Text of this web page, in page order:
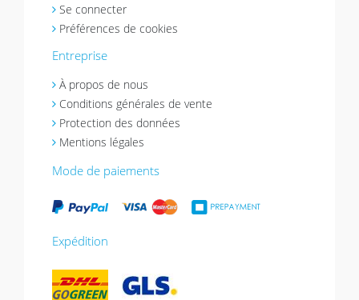
Se connecter
Préférences de cookies
Entreprise
À propos de nous
Conditions générales de vente
Protection des données
Mentions légales
Mode de paiements
Expédition